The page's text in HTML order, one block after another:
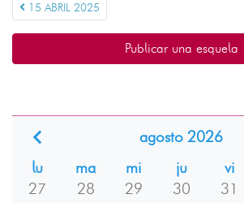
15 ABRIL 2025
Publicar una esquela
agosto 2026
lu
ma mi ju vi
27
28 29 30 31